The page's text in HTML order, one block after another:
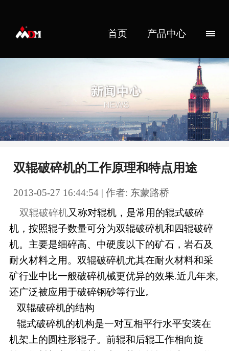
首页 产品中心
双辊破碎机的工作原理和特点用途
2013-05-27 16:44:54 | 作者: 东蒙路桥
双辊破碎机又称对辊机，是常用的辊式破碎
机，按照辊子数量可分为双辊破碎机和四辊破碎
机。主要是细碎高、中硬度以下的矿石，岩石及
耐火材料之用。双辊破碎机尤其在耐火材料和采
矿行业中比一般破碎机械更优异的效果.近几年来,
还广泛被应用于破碎钢砂等行业。
双辊破碎机的结构
辊式破碎机的机构是一对互相平行水平安装在
机架上的圆柱形辊子。前辊和后辊工作相向旋